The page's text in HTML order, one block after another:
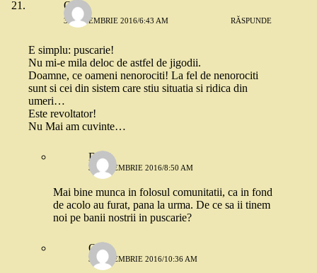
Oana
3 SEPTEMBRIE 2016/6:43 AM RĂSPUNDE
E simplu: puscarie!
Nu mi-e mila deloc de astfel de jigodii.
Doamne, ce oameni nenorociti! La fel de nenorociti
sunt si cei din sistem care stiu situatia si ridica din
umeri…
Este revoltator!
Nu Mai am cuvinte…
Dana
3 SEPTEMBRIE 2016/8:50 AM
Mai bine munca in folosul comunitatii, ca in fond
de acolo au furat, pana la urma. De ce sa ii tinem
noi pe banii nostrii in puscarie?
Oana
3 SEPTEMBRIE 2016/10:36 AM